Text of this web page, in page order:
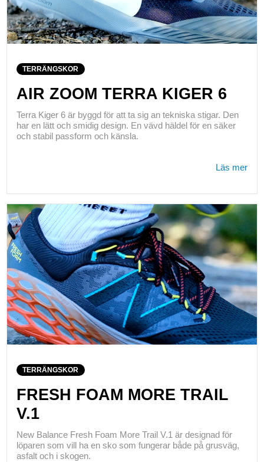
TERRÄNGSKOR
AIR ZOOM TERRA KIGER 6
Terra Kiger 6 är byggd för att ta sig an tekniska stigar. Den
har en lätt och smidig design. En vävd häldel för en säker
och stabil passform och känsla.
Läs mer
TERRÄNGSKOR
FRESH FOAM MORE TRAIL
V.1
New Balance Fresh Foam More Trail V.1 är designad för
löparen som vill ha en sko som fungerar både på grusväg,
asfalt och i skogen.